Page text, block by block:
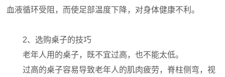
血液循环受阻，而使足部温度下降，对身体健康不利。
2、选购桌子的技巧
老年人用的桌子，既不宜过高，也不能太低。
过高的桌子容易导致老年人的肌肉疲劳，脊柱侧弯，视